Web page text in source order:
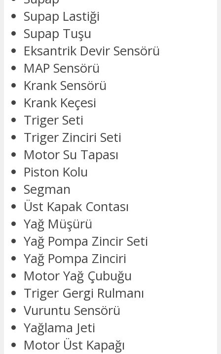
Supap Lastiği
Supap Tuşu
Eksantrik Devir Sensörü
MAP Sensörü
Krank Sensörü
Krank Keçesi
Triger Seti
Triger Zinciri Seti
Motor Su Tapası
Piston Kolu
Segman
Üst Kapak Contası
Yağ Müşürü
Yağ Pompa Zincir Seti
Yağ Pompa Zinciri
Motor Yağ Çubuğu
Triger Gergi Rulmanı
Vuruntu Sensörü
Yağlama Jeti
Motor Üst Kapağı